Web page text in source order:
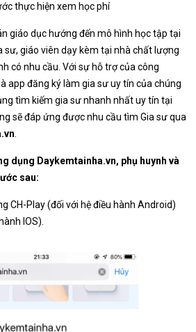
thực hiện xem học phí
giáo dục hướng đến mô hình học tập tại
sư, giáo viên dạy kèm tại nhà chất lượng
có nhu cầu. Với sự hỗ trợ của công
là app đăng ký làm gia sư uy tín của chúng
tìm kiếm gia sư nhanh nhất uy tín tại
sẽ đáp ứng được nhu cầu tìm Gia sư qua
dụng Daykemtainha.vn, phụ huynh và
sau:
CH-Play (đối với hệ điều hành Android)
IOS).